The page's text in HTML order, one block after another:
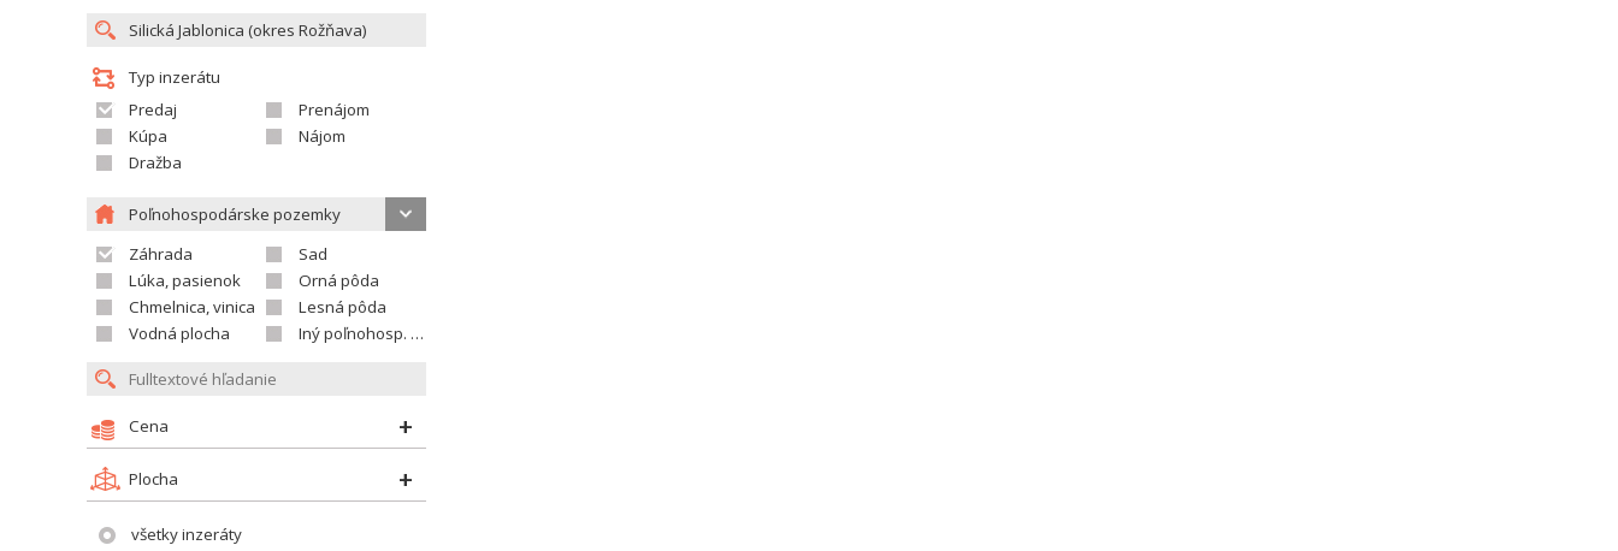
Typ inzerátu
Predaj
Prenájom
Kúpa
Nájom
Dražba
Poľnohospodárske pozemky
Záhrada
Sad
Lúka, pasienok
Orná pôda
Chmelnica, vinica
Lesná pôda
Vodná plocha
Iný poľnohosp. pozemok
Cena
Plocha
všetky inzeráty